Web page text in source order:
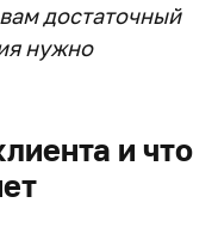
достаточный
нужно
и что